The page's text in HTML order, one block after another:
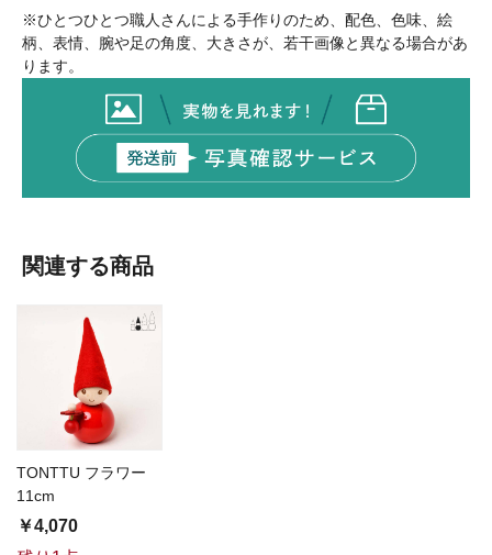
※ひとつひとつ職人さんによる手作りのため、配色、色味、絵
柄、表情、腕や足の角度、大きさが、若干画像と異なる場合があ
ります。
関連する商品
TONTTU フラワー
11cm
￥4,070